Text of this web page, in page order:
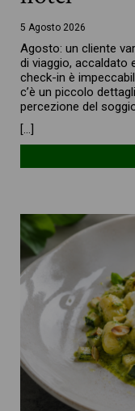
5 Agosto 2026
Agosto: un cliente
di viaggio, accaldato
check-in è
c’è un piccolo
percezione del
[…]